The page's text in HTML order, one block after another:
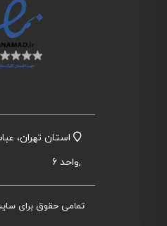
,واحد 6
تمامی حقوق برای